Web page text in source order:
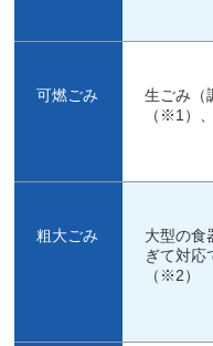
可燃ごみ
生ごみ（
（※1）
粗大ごみ
大型の食
ぎて対応
（※2）